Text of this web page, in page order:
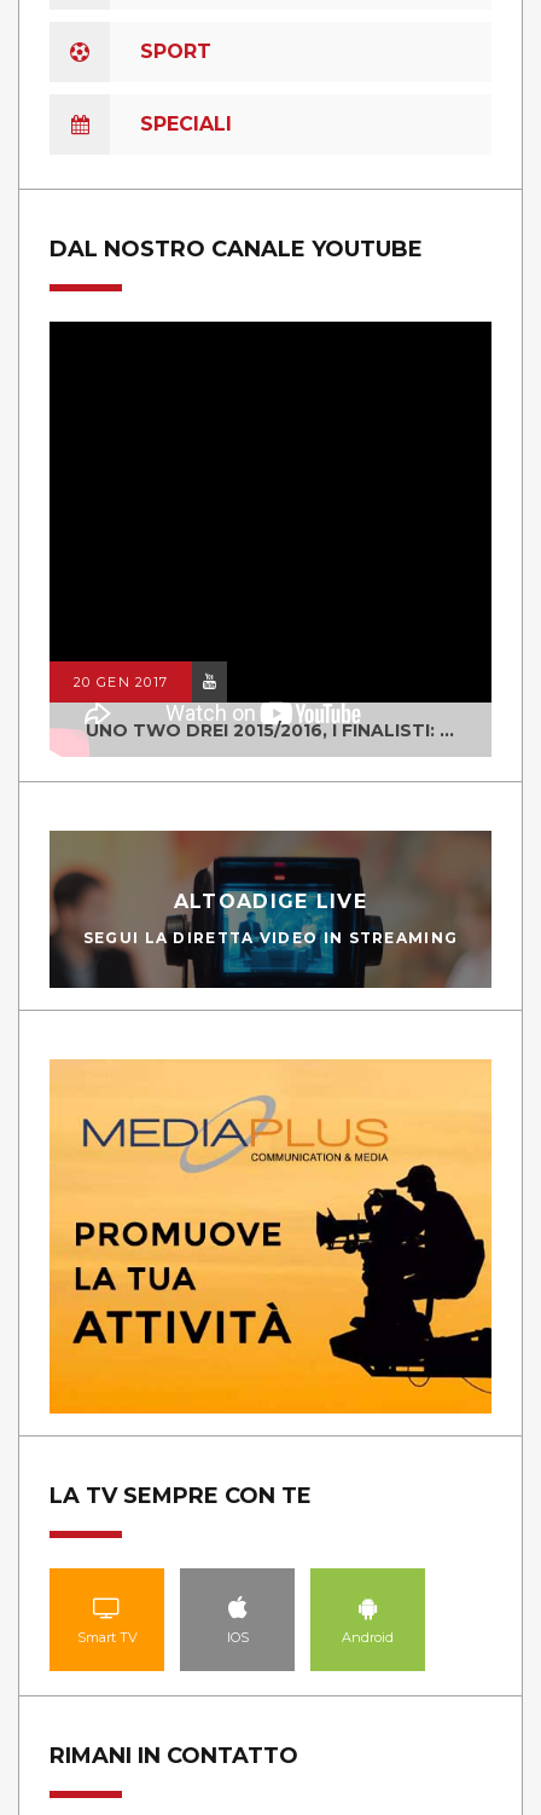
SPORT
SPECIALI
DAL NOSTRO CANALE YOUTUBE
20 GEN 2017
UNO TWO DREI 2015/2016, I FINALISTI: CLASSE IV ALS ISTITUTO "DEGASPERI" BORGO VALSUGANA
ALTOADIGE LIVE
SEGUI LA DIRETTA VIDEO IN STREAMING
LA TV SEMPRE CON TE
Smart TV IOS Android
RIMANI IN CONTATTO